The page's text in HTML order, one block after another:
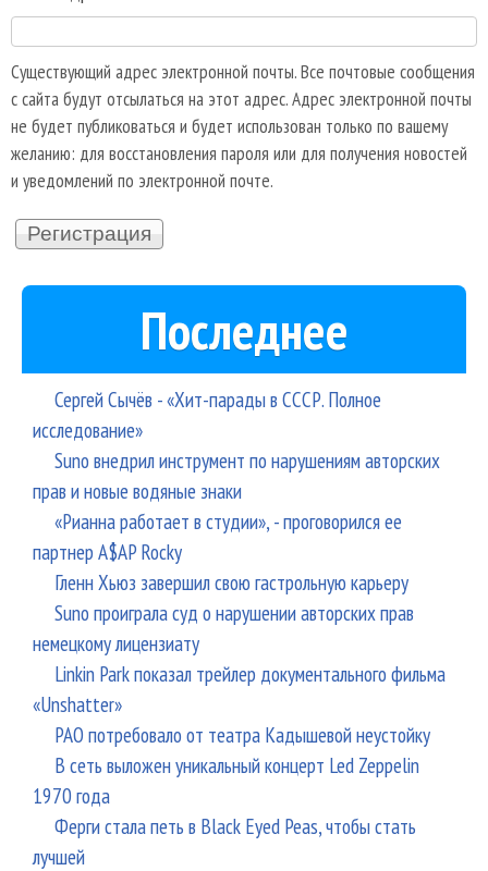
Существующий адрес электронной почты. Все почтовые сообщения
с сайта будут отсылаться на этот адрес. Адрес электронной почты
не будет публиковаться и будет использован только по вашему
желанию: для восстановления пароля или для получения новостей
и уведомлений по электронной почте.
Последнее
Сергей Сычёв - «Хит-парады в СССР. Полное
исследование»
Suno внедрил инструмент по нарушениям авторских
прав и новые водяные знаки
«Рианна работает в студии», - проговорился ее
партнер A$AP Rocky
Гленн Хьюз завершил свою гастрольную карьеру
Suno проиграла суд о нарушении авторских прав
немецкому лицензиату
Linkin Park показал трейлер документального фильма
«Unshatter»
РАО потребовало от театра Кадышевой неустойку
В сеть выложен уникальный концерт Led Zeppelin
1970 года
Ферги стала петь в Black Eyed Peas, чтобы стать
лучшей